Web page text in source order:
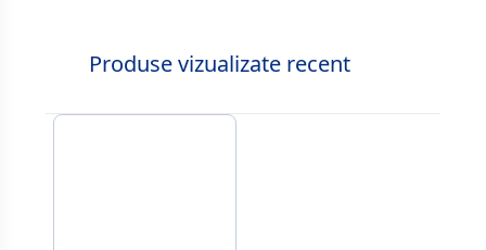
Produse vizualizate recent